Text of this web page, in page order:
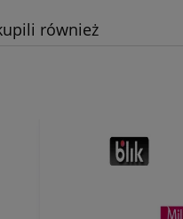
również